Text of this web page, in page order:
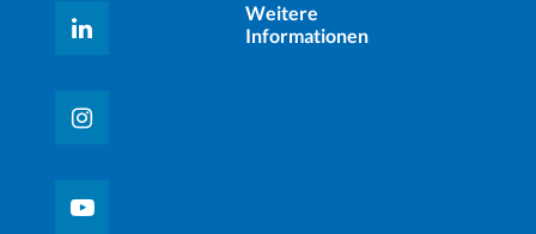
Weitere
Informationen